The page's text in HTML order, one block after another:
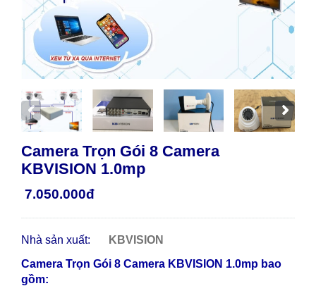
Camera Trọn Gói 8 Camera
KBVISION 1.0mp
7.050.000đ
Nhà sản xuất:
KBVISION
Camera Trọn Gói 8 Camera KBVISION 1.0mp bao
gồm: